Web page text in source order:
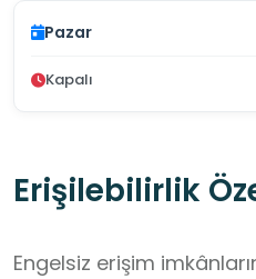
Pazar
Kapalı
Erişilebilirlik
Engelsiz erişim